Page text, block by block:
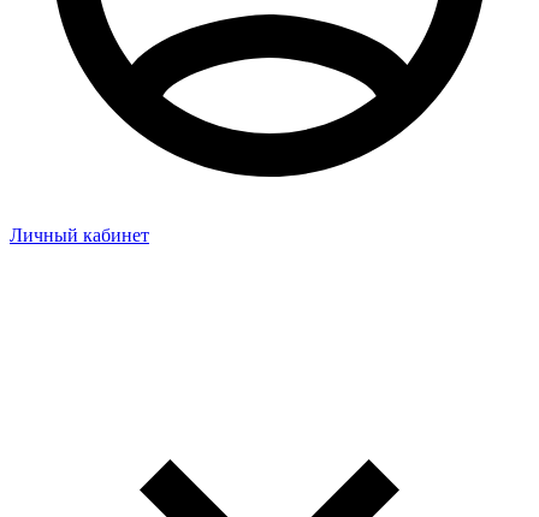
Личный кабинет